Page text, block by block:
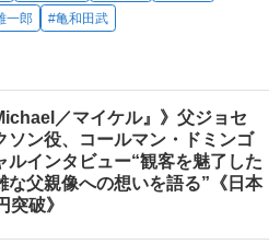
一郎 #亀和田武
／マイケル』》父ジョセ
ソン役、コールマン・ドミンゴ
ルインタビュー“観客を魅了した
な父親像への想いを語る”《日本
突破》